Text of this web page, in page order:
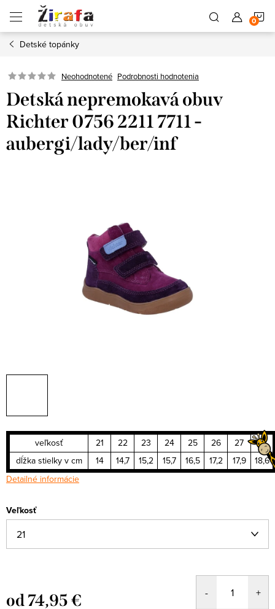
obsah
Detské topánky
Neohodnotené Podrobnosti hodnotenia
Detská nepremokavá obuv
Richter 0756 2211 7711 -
aubergi/lady/ber/inf
veľkosť 21 22 23 24 25 26 27
28
dĺžka stielky v cm
14 14,7 15,2 15,7 16,5 17,2 17,9
18,6
Detailné informácie
Veľkosť
od74,95 €